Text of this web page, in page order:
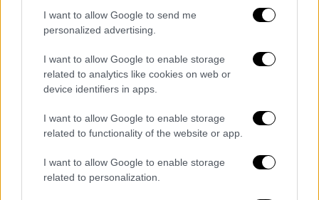
I want to allow Google to send me
personalized advertising.
I want to allow Google to enable storage
related to analytics like cookies on web or
device identifiers in apps.
I want to allow Google to enable storage
related to functionality of the website or app.
I want to allow Google to enable storage
related to personalization.
Αθλητισμός|20.09.2021 19:26
το «Παύλος Γιαννακόπουλος» (vids)
Ο coach Κωνσταντίνος Πανάς σχολιάζει την
εικόνα των «πρασίνων» στο τουρνουά
Παύλος Γιαννακόπουλος, εστιάζει στον
οδηγό του Παναθηναϊκού που πρέπει να
είναι η άμυνα, η καλή κυκλοφορία, ο
ηγετικός Παπαπέτρου και η μεταγραφή που